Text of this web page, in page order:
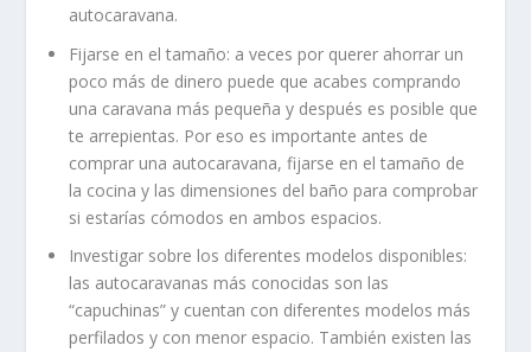
autocaravana.
Fijarse en el tamaño: a veces por querer ahorrar un
poco más de dinero puede que acabes comprando
una caravana más pequeña y después es posible que
te arrepientas. Por eso es importante antes de
comprar una autocaravana, fijarse en el tamaño de
la cocina y las dimensiones del baño para comprobar
si estarías cómodos en ambos espacios.
Investigar sobre los diferentes modelos disponibles:
las autocaravanas más conocidas son las
“capuchinas” y cuentan con diferentes modelos más
perfilados y con menor espacio. También existen las